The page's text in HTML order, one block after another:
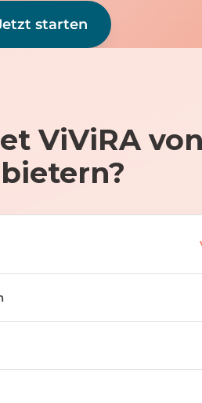
starten
ViViRA